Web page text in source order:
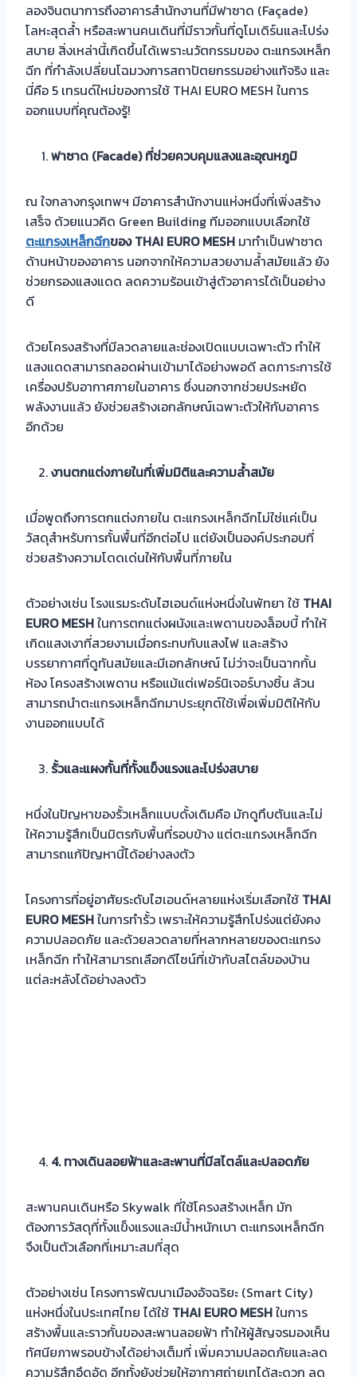
ลองจินตนาการถึงอาคารสำนักงานที่มีฟาซาด (Façade)
โลหะสุดล้ำ หรือสะพานคนเดินที่มีราวกั้นที่ดูโมเดิร์นและโปร่ง
สบาย สิ่งเหล่านี้เกิดขึ้นได้เพราะนวัตกรรมของ ตะแกรงเหล็ก
ฉีก ที่กำลังเปลี่ยนโฉมวงการสถาปัตยกรรมอย่างแท้จริง และ
นี่คือ 5 เทรนด์ใหม่ของการใช้ THAI EURO MESH ในการ
ออกแบบที่คุณต้องรู้!
ฟาซาด (Facade)ที่ช่วยควบคุมแสงและอุณหภูมิ
ณ ใจกลางกรุงเทพฯ มีอาคารสำนักงานแห่งหนึ่งที่เพิ่งสร้าง
เสร็จ ด้วยแนวคิด Green Building ทีมออกแบบเลือกใช้
ตะแกรงเหล็กฉีกของTHAI EURO MESH มาทำเป็นฟาซาด
ด้านหน้าของอาคาร นอกจากให้ความสวยงามล้ำสมัยแล้ว ยัง
ช่วยกรองแสงแดด ลดความร้อนเข้าสู่ตัวอาคารได้เป็นอย่าง
ดี
ด้วยโครงสร้างที่มีลวดลายและช่องเปิดแบบเฉพาะตัว ทำให้
แสงแดดสามารถลอดผ่านเข้ามาได้อย่างพอดี ลดภาระการใช้
เครื่องปรับอากาศภายในอาคาร ซึ่งนอกจากช่วยประหยัด
พลังงานแล้ว ยังช่วยสร้างเอกลักษณ์เฉพาะตัวให้กับอาคาร
อีกด้วย
งานตกแต่งภายในที่เพิ่มมิติและความล้ำสมัย
เมื่อพูดถึงการตกแต่งภายใน ตะแกรงเหล็กฉีกไม่ใช่แค่เป็น
วัสดุสำหรับการกั้นพื้นที่อีกต่อไป แต่ยังเป็นองค์ประกอบที่
ช่วยสร้างความโดดเด่นให้กับพื้นที่ภายใน
ตัวอย่างเช่น โรงแรมระดับไฮเอนด์แห่งหนึ่งในพัทยา ใช้ THAI
EURO MESHในการตกแต่งผนังและเพดานของล็อบบี้ ทำให้
เกิดแสงเงาที่สวยงามเมื่อกระทบกับแสงไฟ และสร้าง
บรรยากาศที่ดูทันสมัยและมีเอกลักษณ์ ไม่ว่าจะเป็นฉากกั้น
ห้อง โครงสร้างเพดาน หรือแม้แต่เฟอร์นิเจอร์บางชิ้น ล้วน
สามารถนำตะแกรงเหล็กฉีกมาประยุกต์ใช้เพื่อเพิ่มมิติให้กับ
งานออกแบบได้
รั้วและแผงกั้นที่ทั้งแข็งแรงและโปร่งสบาย
หนึ่งในปัญหาของรั้วเหล็กแบบดั้งเดิมคือ มักดูทึบตันและไม่
ให้ความรู้สึกเป็นมิตรกับพื้นที่รอบข้าง แต่ตะแกรงเหล็กฉีก
สามารถแก้ปัญหานี้ได้อย่างลงตัว
โครงการที่อยู่อาศัยระดับไฮเอนด์หลายแห่งเริ่มเลือกใช้ THAI
EURO MESHในการทำรั้ว เพราะให้ความรู้สึกโปร่งแต่ยังคง
ความปลอดภัย และด้วยลวดลายที่หลากหลายของตะแกรง
เหล็กฉีก ทำให้สามารถเลือกดีไซน์ที่เข้ากับสไตล์ของบ้าน
แต่ละหลังได้อย่างลงตัว
4.ทางเดินลอยฟ้าและสะพานที่มีสไตล์และปลอดภัย
สะพานคนเดินหรือ Skywalk ที่ใช้โครงสร้างเหล็ก มัก
ต้องการวัสดุที่ทั้งแข็งแรงและมีน้ำหนักเบา ตะแกรงเหล็กฉีก
จึงเป็นตัวเลือกที่เหมาะสมที่สุด
ตัวอย่างเช่น โครงการพัฒนาเมืองอัจฉริยะ (Smart City)
แห่งหนึ่งในประเทศไทย ได้ใช้ THAI EURO MESHในการ
สร้างพื้นและราวกั้นของสะพานลอยฟ้า ทำให้ผู้สัญจรมองเห็น
ทัศนียภาพรอบข้างได้อย่างเต็มที่ เพิ่มความปลอดภัยและลด
ความรู้สึกอึดอัด อีกทั้งยังช่วยให้อากาศถ่ายเทได้สะดวก ลด